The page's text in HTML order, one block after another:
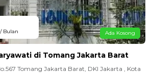
/ Bulan Ada Kosong
di Tomang Jakarta Barat
Tomang Jakarta Barat, DKI Jakarta , Kota